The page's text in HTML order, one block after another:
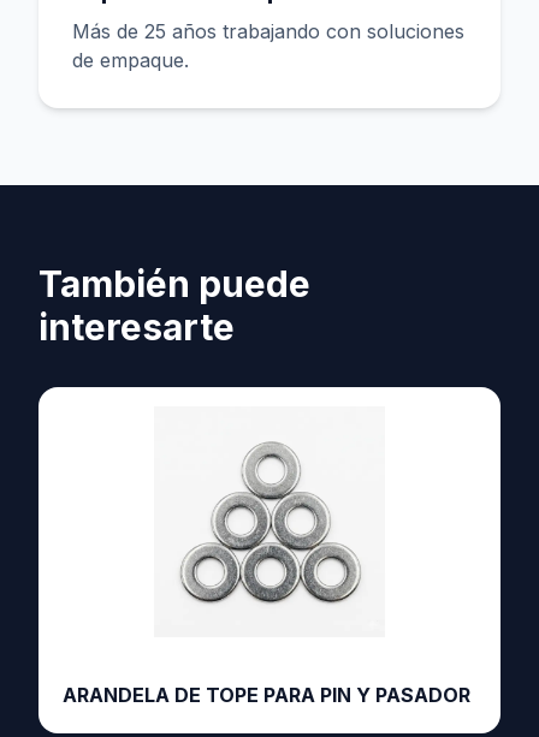
Más de 25 años trabajando con soluciones
de empaque.
También puede
interesarte
ARANDELA DE TOPE PARA PIN Y PASADOR